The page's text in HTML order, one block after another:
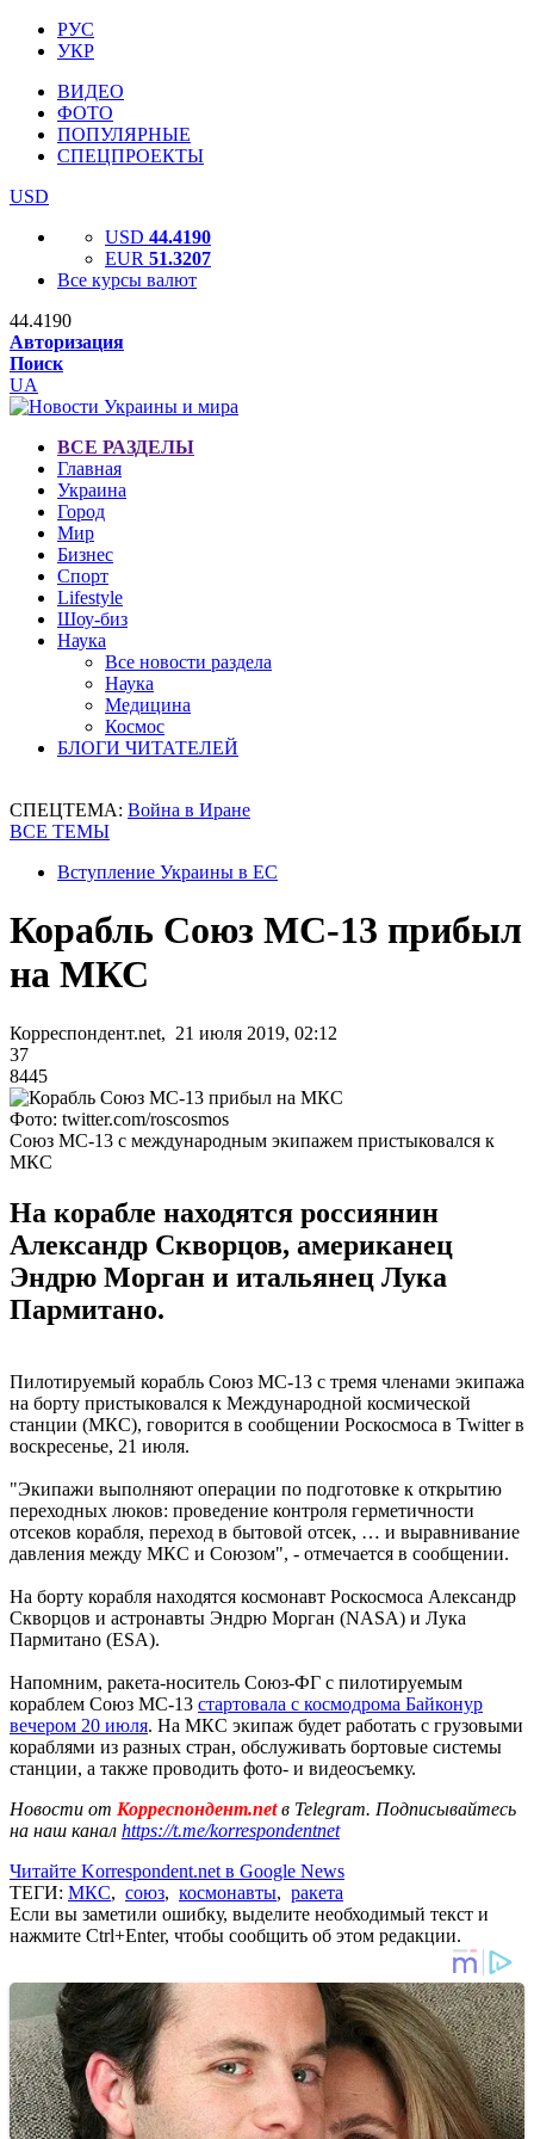
РУС
УКР
ВИДЕО
ФОТО
ПОПУЛЯРНЫЕ
СПЕЦПРОЕКТЫ
USD
USD 44.4190
EUR 51.3207
Все курсы валют
44.4190
Авторизация
Поиск
UA
ВСЕ РАЗДЕЛЫ
Главная
Украина
Город
Мир
Бизнес
Спорт
Lifestyle
Шоу-биз
Наука
Все новости раздела
Наука
Медицина
Космос
БЛОГИ ЧИТАТЕЛЕЙ
СПЕЦТЕМА: Война в Иране
ВСЕ ТЕМЫ
Вступление Украины в ЕС
Корабль Союз МС-13 прибыл
на МКС
Корреспондент.net, 21 июля 2019, 02:12
37
8445
Фото: twitter.com/roscosmos
Союз МС-13 с международным экипажем пристыковался к
МКС
На корабле находятся россиянин
Александр Скворцов, американец
Эндрю Морган и итальянец Лука
Пармитано.
Пилотируемый корабль Союз МС-13 с тремя членами экипажа
на борту пристыковался к Международной космической
станции (МКС), говорится в сообщении Роскосмоса в Twitter в
воскресенье, 21 июля.
"Экипажи выполняют операции по подготовке к открытию
переходных люков: проведение контроля герметичности
отсеков корабля, переход в бытовой отсек, … и выравнивание
давления между МКС и Союзом", - отмечается в сообщении.
На борту корабля находятся космонавт Роскосмоса Александр
Скворцов и астронавты Эндрю Морган (NASA) и Лука
Пармитано (ESA).
Напомним, ракета-носитель Союз-ФГ с пилотируемым
кораблем Союз МС-13 стартовала с космодрома Байконур
вечером 20 июля. На МКС экипаж будет работать с грузовыми
кораблями из разных стран, обслуживать бортовые системы
станции, а также проводить фото- и видеосъемку.
Новости от Корреспондент.netв Telegram. Подписывайтесь
на наш канал https://t.me/korrespondentnet
Читайте Korrespondent.net в Google News
ТЕГИ: МКС, союз, космонавты, ракета
Если вы заметили ошибку, выделите необходимый текст и
нажмите Ctrl+Enter, чтобы сообщить об этом редакции.